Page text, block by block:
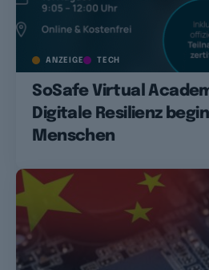
ANZEIGE TECH
SoSafe Virtual
Digitale Resilienz
Menschen